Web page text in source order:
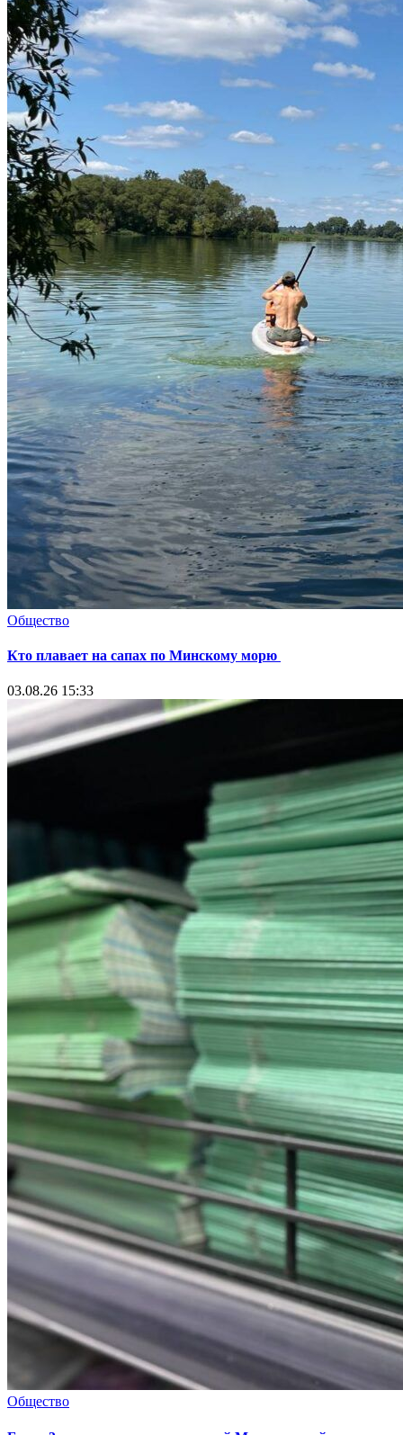
Общество
Кто плавает на сапах по Минскому морю
03.08.26 15:33
Общество